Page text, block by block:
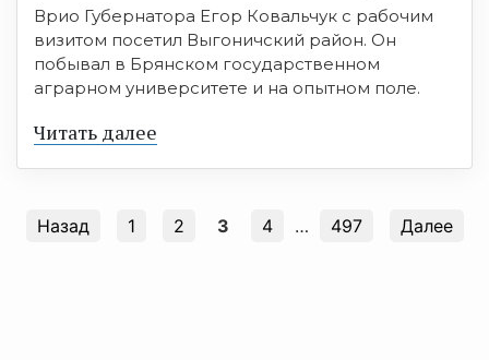
Врио Губернатора Егор Ковальчук с рабочим
визитом посетил Выгоничский район. Он
побывал в Брянском государственном
аграрном университете и на опытном поле.
Читать далее
Назад 1 2 3 4 … 497 Далее